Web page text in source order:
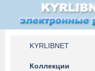
KYRLIBNET
Коллекции